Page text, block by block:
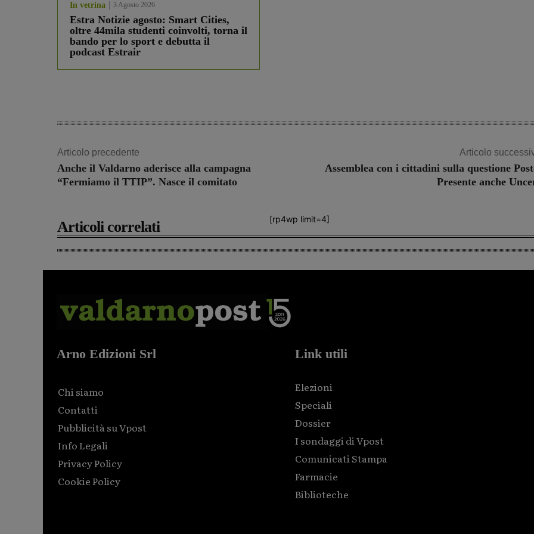
In vetrina 3 Agosto 2026
Estra Notizie agosto: Smart Cities,
oltre 44mila studenti coinvolti, torna il
bando per lo sport e debutta il
podcast Estrair
Articolo precedente
Anche il Valdarno aderisce alla campagna
“Fermiamo il TTIP”. Nasce il comitato
Articolo
Assemblea con i cittadini sulla questione
Presente anche
[rp4wp limit=4]
Articoli correlati
Arno Edizioni Srl
Chi siamo
Contatti
Pubblicità su Vpost
Info Legali
Privacy Policy
Cookie Policy
Link utili
Elezioni
Speciali
Dossier
I sondaggi di Vpost
Comunicati Stampa
Farmacie
Biblioteche